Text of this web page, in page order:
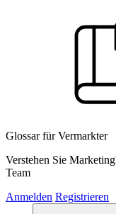
Glossar für Vermarkter
Verstehen Sie
Team
Anmelden Registrieren